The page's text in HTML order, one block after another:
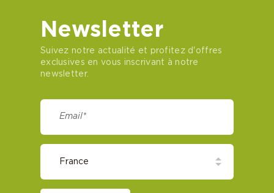
Newsletter
Suivez notre actualité et profitez d'offres
exclusives en vous inscrivant à notre
newsletter.